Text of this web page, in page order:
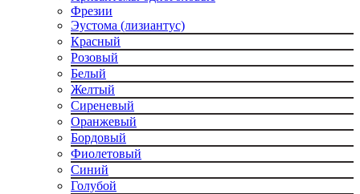
Фрезии
Эустома (лизиантус)
Красный
Розовый
Белый
Желтый
Сиреневый
Оранжевый
Бордовый
Фиолетовый
Синий
Голубой